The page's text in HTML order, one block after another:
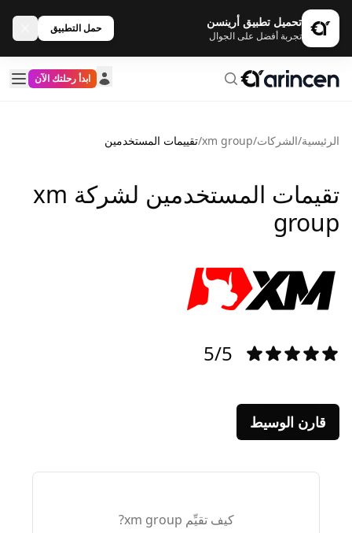
تحميل تطبيق أرينسن
تجربة أفضل على الجوال
حمل التطبيق
ابدأ رحلتك الآن
الرئيسية/الشركات/
xm group
/تقييمات المستخدمين
تقيمات المستخدمين لشركة xm
group
5/5
قارن الوسيط
كيف تقيِّم xm group?